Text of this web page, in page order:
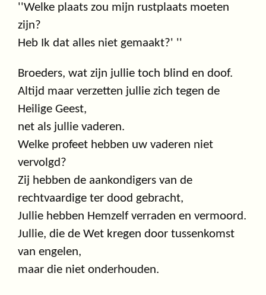
''Welke plaats zou mijn rustplaats moeten
zijn?
Heb Ik dat alles niet gemaakt?' ''
Broeders, wat zijn jullie toch blind en doof.
Altijd maar verzetten jullie zich tegen de
Heilige Geest,
net als jullie vaderen.
Welke profeet hebben uw vaderen niet
vervolgd?
Zij hebben de aankondigers van de
rechtvaardige ter dood gebracht,
Jullie hebben Hemzelf verraden en vermoord.
Jullie, die de Wet kregen door tussenkomst
van engelen,
maar die niet onderhouden.